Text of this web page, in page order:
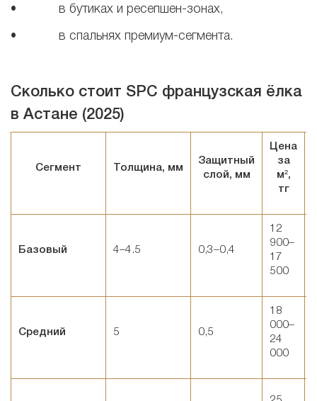
• в бутиках и ресепшен-зонах,
• в спальнях премиум-сегмента.
Сколько стоит SPC французская ёлка
в Астане (2025)
Сегмент Толщина, мм
Защитный
слой, мм
Цена
за
м²,
тг
Базовый 4–4.5 0,3–0,4
12
900–
17
500
Средний 5 0,5
18
000–
24
000